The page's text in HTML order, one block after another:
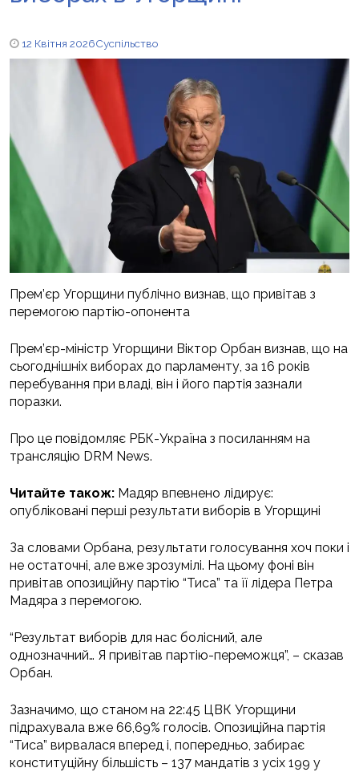
12 Квітня 2026Суспільство
Прем’єр Угорщини публічно визнав, що привітав з
перемогою партію-опонента
Прем’єр-міністр Угорщини Віктор Орбан визнав, що на
сьогоднішніх виборах до парламенту, за 16 років
перебування при владі, він і його партія зазнали
поразки.
Про це повідомляє РБК-Україна з посиланням на
трансляцію DRM News.
Читайте також: Мадяр впевнено лідирує:
опубліковані перші результати виборів в Угорщині
За словами Орбана, результати голосування хоч поки і
не остаточні, але вже зрозумілі. На цьому фоні він
привітав опозиційну партію “Тиса” та її лідера Петра
Мадяра з перемогою.
“Результат виборів для нас болісний, але
однозначний… Я привітав партію-переможця”, – сказав
Орбан.
Зазначимо, що станом на 22:45 ЦВК Угорщини
підрахувала вже 66,69% голосів. Опозиційна партія
“Тиса” вирвалася вперед і, попередньо, забирає
конституційну більшість – 137 мандатів з усіх 199 у